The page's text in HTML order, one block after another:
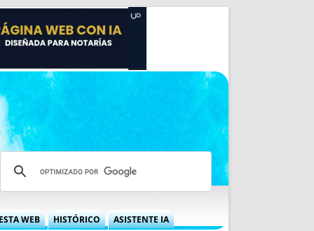
WEB HISTÓRICO ASISTENTE IA